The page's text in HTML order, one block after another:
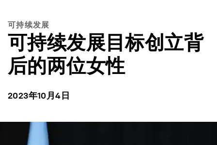
可持续发展
可持续发展目标创立背
后的两位女性
2023年10月4日